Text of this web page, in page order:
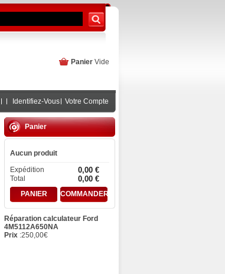
Panier Vide
Identifiez-Vous Votre Compte
Panier
Aucun produit
Expédition
0,00 €
Total 0,00 €
PANIER COMMANDER
Réparation calculateur Ford
4M5112A650NA
Prix :250,00€